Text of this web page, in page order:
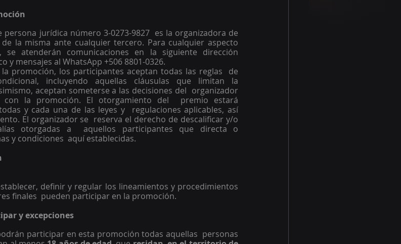
jurídica número 3-0273-9827  es la organizadora de
la misma ante cualquier tercero. Para cualquier aspecto
se atenderán comunicaciones en la siguiente dirección
y mensajes al WhatsApp +506 8801-0326.
promoción, los participantes aceptan todas las reglas  de
incluyendo aquellas cláusulas que limitan la
aceptan someterse a las decisiones del  organizador
con la promoción. El otorgamiento del  premio estará
y cada una de las leyes y  regulaciones aplicables, así
El organizador se  reserva el derecho de descalificar y/o
otorgadas a  aquellos participantes que directa o
y condiciones  aquí establecidas.
definir y regular los lineamientos y procedimientos
finales  pueden participar en la promoción.
y excepciones
participar en esta promoción todas aquellas  personas